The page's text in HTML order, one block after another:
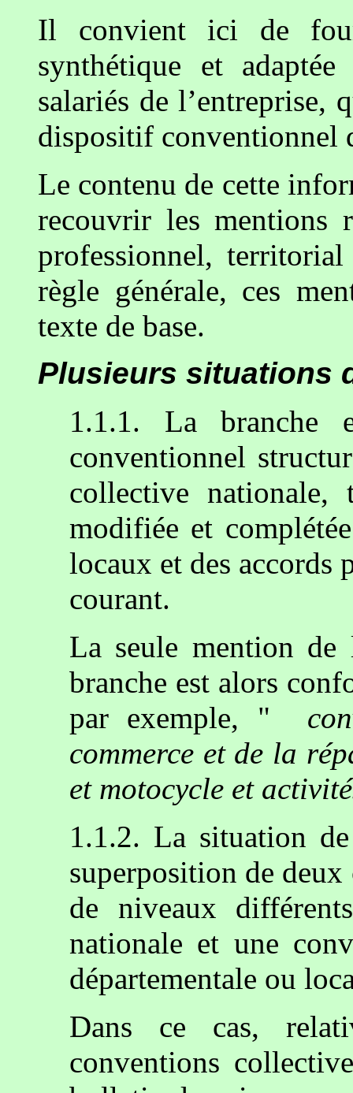
Il convient ici de
synthétique et
salariés de l’entreprise,
dispositif conventionnel
Le contenu de cette
recouvrir les mentions
professionnel,
règle générale, ces
texte de base.
Plusieurs situations
1.1.1. La branche
conventionnel
collective
modifiée et
locaux et des accords
courant.
La seule mention
branche est alors
par exemple, "
commerce et de la
et motocycle et
1.1.2. La situation
superposition de
de niveaux
nationale et une
départementale ou
Dans ce cas,
conventions